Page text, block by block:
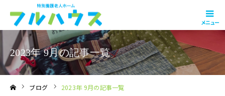
メニュー
2023年 9月の記事一覧
ブログ 2023年 9月の記事一覧